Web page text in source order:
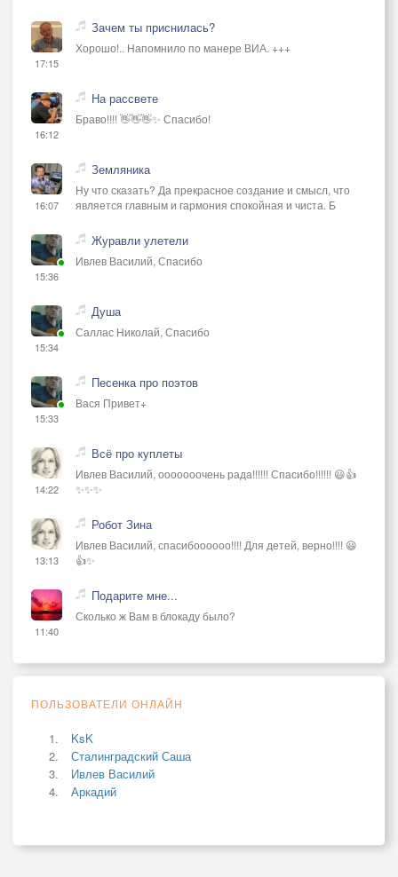
17:15
Зачем ты приснилась?
Хорошо!.. Напомнило по манере ВИА. +++
16:12
На рассвете
Браво!!!! 👋👋👋✨ Спасибо!
16:07
Земляника
Ну что сказать? Да прекрасное создание и смысл, что
является главным и гармония спокойная и чиста. Б
15:36
Журавли улетели
Ивлев Василий, Спасибо
15:34
Душа
Саллас Николай, Спасибо
15:33
Песенка про поэтов
Вася Привет+
14:22
Всё про куплеты
Ивлев Василий, ооооооочень рада!!!!!! Спасибо!!!!!! 😃👍
✨✨✨
13:13
Робот Зина
Ивлев Василий, спасибоооооо!!!! Для детей, верно!!!! 😃
👍✨
11:40
Подарите мне...
Сколько ж Вам в блокаду было?
ПОЛЬЗОВАТЕЛИ ОНЛАЙН
KsK
Сталинградский Саша
Ивлев Василий
Аркадий